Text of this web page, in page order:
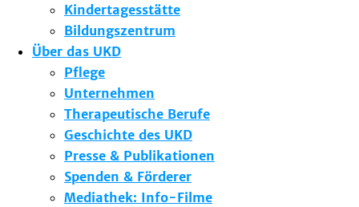
Kindertagesstätte
Bildungszentrum
Über das UKD
Pflege
Unternehmen
Therapeutische Berufe
Geschichte des UKD
Presse & Publikationen
Spenden & Förderer
Mediathek: Info-Filme